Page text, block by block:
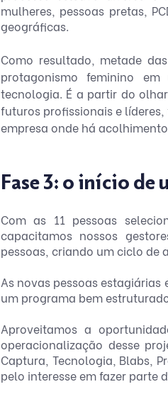
mulheres, pessoas pretas,
geográficas.
Como resultado, metade
protagonismo feminino
tecnologia. É a partir do
futuros profissionais e
empresa onde há
Fase 3: o início de
Com as 11 pessoas
capacitamos nossos
pessoas, criando um ciclo de
As novas pessoas
um programa bem
Aproveitamos a
operacionalização desse
Captura, Tecnologia, Blabs,
pelo interesse em fazer parte